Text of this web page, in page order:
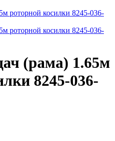
(рама) 1.65м
8245-036-